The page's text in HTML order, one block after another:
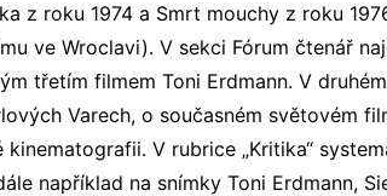
z roku 1974 a Smrt mouchy z roku
ve Wroclavi). V sekci Fórum čtenář
třetím filmem Toni Erdmann. V
Varech, o současném světovém
kinematografii. V rubrice „Kritika“
například na snímky Toni Erdmann,